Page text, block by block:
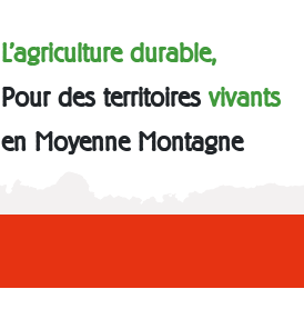
L'agriculture durable,
Pour des territoiresvivants
en Moyenne Montagne